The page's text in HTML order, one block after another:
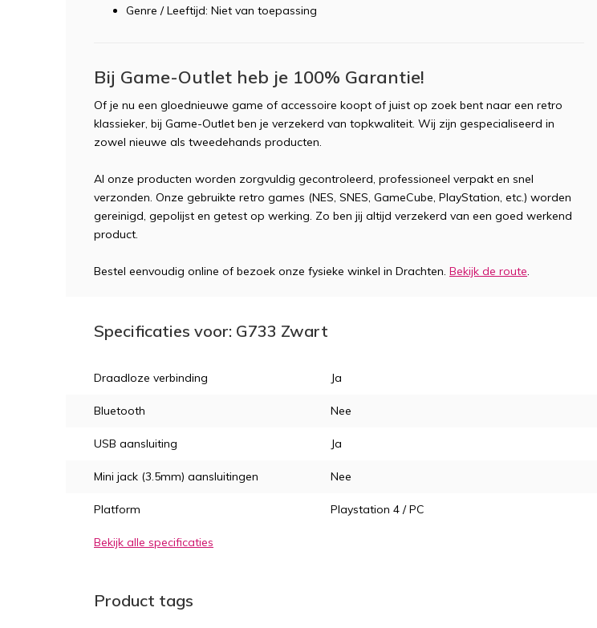
Genre / Leeftijd: Niet van toepassing
Bij Game-Outlet heb je 100% Garantie!
Of je nu een gloednieuwe game of accessoire koopt of juist op zoek bent naar een retro
klassieker, bij Game-Outlet ben je verzekerd van topkwaliteit. Wij zijn gespecialiseerd in
zowel nieuwe als tweedehands producten.
Al onze producten worden zorgvuldig gecontroleerd, professioneel verpakt en snel
verzonden. Onze gebruikte retro games (NES, SNES, GameCube, PlayStation, etc.) worden
gereinigd, gepolijst en getest op werking. Zo ben jij altijd verzekerd van een goed werkend
product.
Bestel eenvoudig online of bezoek onze fysieke winkel in Drachten. Bekijk de route.
Specificaties voor: G733 Zwart
Draadloze verbinding Ja
Bluetooth Nee
USB aansluiting Ja
Mini jack (3.5mm) aansluitingen Nee
Platform Playstation 4 / PC
Bekijk alle specificaties
Product tags